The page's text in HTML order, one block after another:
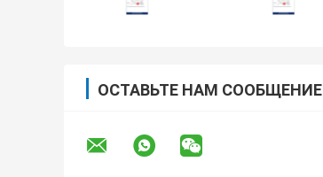
ОСТАВЬТЕ НАМ СООБЩЕНИЕ